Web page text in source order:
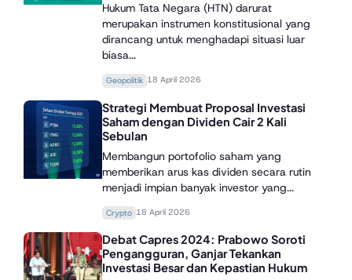
Hukum Tata Negara (HTN) darurat
merupakan instrumen konstitusional yang
dirancang untuk menghadapi situasi luar
biasa...
Geopolitik 18 April 2026
Strategi Membuat Proposal Investasi
Saham dengan Dividen Cair 2 Kali
Sebulan
Membangun portofolio saham yang
memberikan arus kas dividen secara rutin
menjadi impian banyak investor yang...
Crypto 18 April 2026
Debat Capres 2024: Prabowo Soroti
Pengangguran, Ganjar Tekankan
Investasi Besar dan Kepastian Hukum